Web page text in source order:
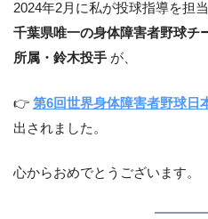
2024年2月に私が投球指導を担
千葉県唯一の身体障害者野球チ
所属・鈴木投手 が、
👉 第6回世界身体障害者野球日
出されました。
心からおめでとうございます。